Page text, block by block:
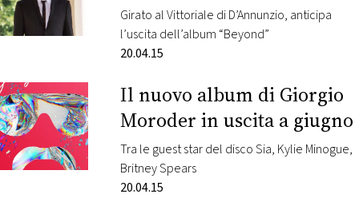
Girato al Vittoriale di D’Annunzio, anticipa
l’uscita dell’album “Beyond”
20.04.15
Il nuovo album di Giorgio
Moroder in uscita a giugno
Tra le guest star del disco Sia, Kylie Minogue,
Britney Spears
20.04.15